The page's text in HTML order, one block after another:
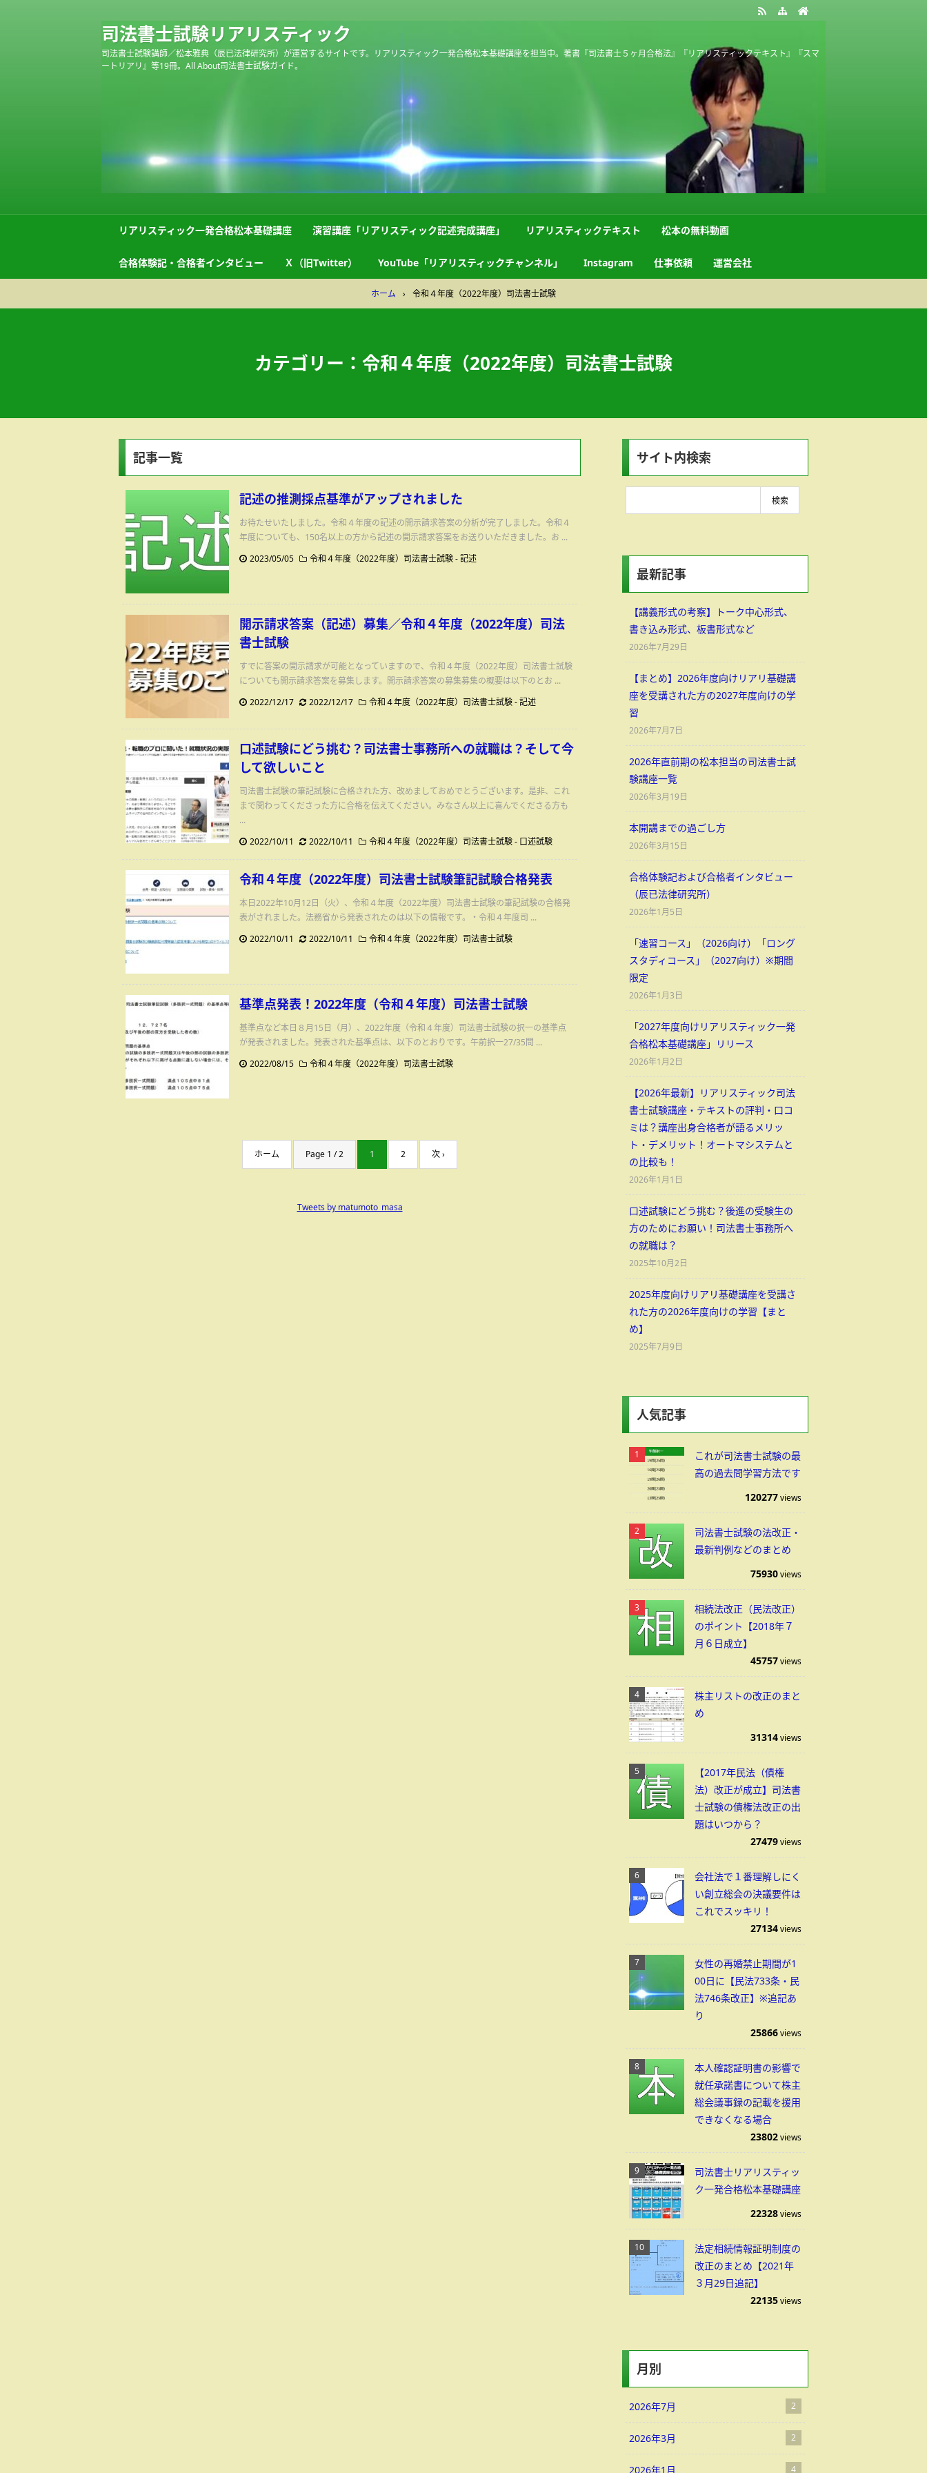
司法書士試験リアリスティック
司法書士試験講師／松本雅典（辰已法律研究所）が運営するサイトです。リアリスティック一発合格松本基礎講座を担当中。著書『司法書士５ヶ月合格法』『リアリスティックテキスト』『スマ
ートリアリ』等19冊。All About司法書士試験ガイド。
リアリスティック一発合格松本基礎講座 演習講座「リアリスティック記述完成講座」 リアリスティックテキスト 松本の無料動画
合格体験記・合格者インタビュー Ｘ（旧Twitter） YouTube「リアリスティックチャンネル」 Instagram 仕事依頼 運営会社
ホーム › 令和４年度（2022年度）司法書士試験
カテゴリー：令和４年度（2022年度）司法書士試験
記事一覧
記述の推測採点基準がアップされました
お待たせいたしました。令和４年度の記述の開示請求答案の分析が完了しました。令和４
年度についても、150名以上の方から記述の開示請求答案をお送りいただきました。お ...
2023/05/05
令和４年度（2022年度）司法書士試験-記述
開示請求答案（記述）募集／令和４年度（2022年度）司法
書士試験
すでに答案の開示請求が可能となっていますので、令和４年度（2022年度）司法書士試験
についても開示請求答案を募集します。開示請求答案の募集募集の概要は以下のとお ...
2022/12/17
2022/12/17 令和４年度（2022年度）司法書士試験-記述
口述試験にどう挑む？司法書士事務所への就職は？そして今
して欲しいこと
司法書士試験の筆記試験に合格された方、改めましておめでとうございます。是非、これ
まで関わってくださった方に合格を伝えてください。みなさん以上に喜んでくださる方も
...
2022/10/11
2022/10/11 令和４年度（2022年度）司法書士試験- 口述試験
令和４年度（2022年度）司法書士試験筆記試験合格発表
本日2022年10月12日（火）、令和４年度（2022年度）司法書士試験の筆記試験の合格発
表がされました。法務省から発表されたのは以下の情報です。・令和４年度司 ...
2022/10/11
2022/10/11 令和４年度（2022年度）司法書士試験
基準点発表！2022年度（令和４年度）司法書士試験
基準点など本日８月15日（月）、2022年度（令和４年度）司法書士試験の択一の基準点
が発表されました。発表された基準点は、以下のとおりです。午前択一27/35問 ...
2022/08/15
令和４年度（2022年度）司法書士試験
ホーム Page 1 / 2 1 2 次 ›
Tweets by matumoto_masa
サイト内検索
最新記事
【講義形式の考察】トーク中心形式、
書き込み形式、板書形式など
2026年7月29日
【まとめ】2026年度向けリアリ基礎講
座を受講された方の2027年度向けの学
習
2026年7月7日
2026年直前期の松本担当の司法書士試
験講座一覧
2026年3月19日
本開講までの過ごし方
2026年3月15日
合格体験記および合格者インタビュー
（辰已法律研究所）
2026年1月5日
「速習コース」（2026向け）「ロング
スタディコース」（2027向け）※期間
限定
2026年1月3日
「2027年度向けリアリスティック一発
合格松本基礎講座」リリース
2026年1月2日
【2026年最新】リアリスティック司法
書士試験講座・テキストの評判・口コ
ミは？講座出身合格者が語るメリッ
ト・デメリット！オートマシステムと
の比較も！
2026年1月1日
口述試験にどう挑む？後進の受験生の
方のためにお願い！司法書士事務所へ
の就職は？
2025年10月2日
2025年度向けリアリ基礎講座を受講さ
れた方の2026年度向けの学習【まと
め】
2025年7月9日
人気記事
これが司法書士試験の最
高の過去問学習方法です
120277views
司法書士試験の法改正・
最新判例などのまとめ
75930views
相続法改正（民法改正）
のポイント【2018年７
月６日成立】
45757views
株主リストの改正のまと
め
31314views
【2017年民法（債権
法）改正が成立】司法書
士試験の債権法改正の出
題はいつから？
27479views
会社法で１番理解しにく
い創立総会の決議要件は
これでスッキリ！
27134views
女性の再婚禁止期間が1
00日に【民法733条・民
法746条改正】※追記あ
り
25866views
本人確認証明書の影響で
就任承諾書について株主
総会議事録の記載を援用
できなくなる場合
23802views
司法書士リアリスティッ
ク一発合格松本基礎講座
22328views
法定相続情報証明制度の
改正のまとめ【2021年
３月29日追記】
22135views
月別
2026年7月 2
2026年3月 2
2026年1月 4